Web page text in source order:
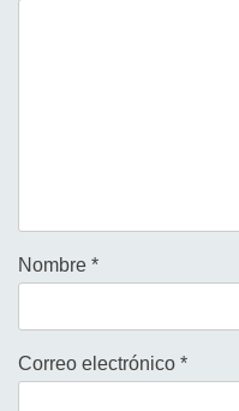
Nombre *
Correo electrónico *